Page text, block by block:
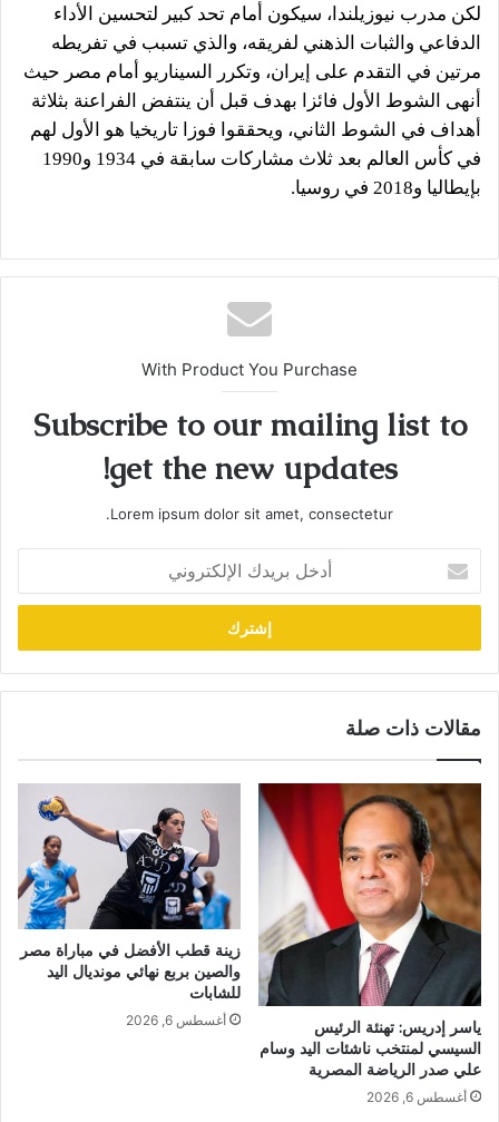
لكن مدرب نيوزيلندا، سيكون أمام تحد كبير لتحسين الأداء
الدفاعي والثبات الذهني لفريقه، والذي تسبب في تفريطه
مرتين في التقدم على إيران، وتكرر السيناريو أمام مصر حيث
أنهى الشوط الأول فائزا بهدف قبل أن ينتفض الفراعنة بثلاثة
أهداف في الشوط الثاني، ويحققوا فوزا تاريخيا هو الأول لهم
في كأس العالم بعد ثلاث مشاركات سابقة في 1934 و1990
بإيطاليا و2018 في روسيا.
With Product You Purchase
Subscribe to our mailing list to
get the new updates!
Lorem ipsum dolor sit amet, consectetur.
بريدك
الإلكتروني
مقالات ذات صلة
ياسر إدريس: تهنئة الرئيس
السيسي لمنتخب ناشئات اليد وسام
علي صدر الرياضة المصرية
أغسطس 6, 2026
زينة قطب الأفضل في مباراة مصر
والصين بربع نهائي مونديال اليد
للشابات
أغسطس 6, 2026